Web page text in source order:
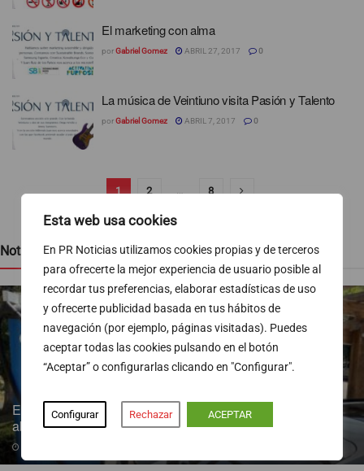
Esta web usa cookies
En PR Noticias utilizamos cookies propias y de terceros
para ofrecerte la mejor experiencia de usuario posible al
recordar tus preferencias, elaborar estadísticas de uso
y ofrecerte publicidad basada en tus hábitos de
navegación (por ejemplo, páginas visitadas). Puedes
aceptar todas las cookies pulsando en el botón
“Aceptar” o configurarlas clicando en "Configurar".
Configurar Rechazar ACEPTAR
El marketing con alma
porGabriel Gomez ABRIL 27, 2017 0
La música de Veintiuno visita Pasión y Talento
porGabriel Gomez ABRIL 7, 2017 0
1 2 … 8
Noticias recientes
Endesa pone a disposición más de 300 puntos de recarga
abiertos al público